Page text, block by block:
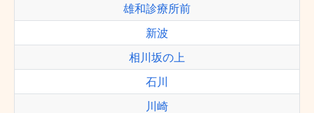
雄和診療所前
新波
相川坂の上
石川
川崎